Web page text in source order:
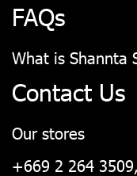
FAQs
What is Shannta
Contact Us
Our stores
+669 2 264